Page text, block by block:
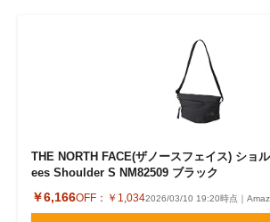
THE NORTH FACE(ザノースフェイス) ショ
ees Shoulder S NM82509 ブラック
￥6,166OFF： ￥1,0342026/03/10 19:20時点｜